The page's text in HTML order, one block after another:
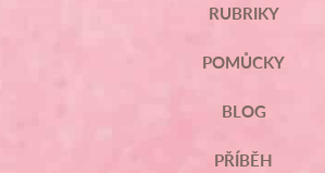
RUBRIKY
POMŮCKY
BLOG
PŘÍBĚH